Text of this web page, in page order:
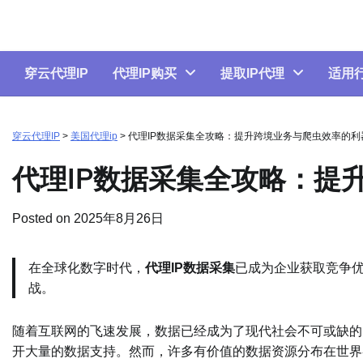
content
穿云代理IP
代理IP购买 提取IP代理 适用
穿云代理IP > 美国代理ip > 代理IP数据采集全攻略：提升跨境业务与爬虫效率的利
代理IP数据采集全攻略：提
Posted on 2025年8月26日
在全球化数字时代， 代理IP数据采集已成为企业获取竞争
战。
随着互联网的飞速发展，数据已经成为了现代社会不可或缺
开大量的数据支持。然而，许多有价值的数据资源分布在世